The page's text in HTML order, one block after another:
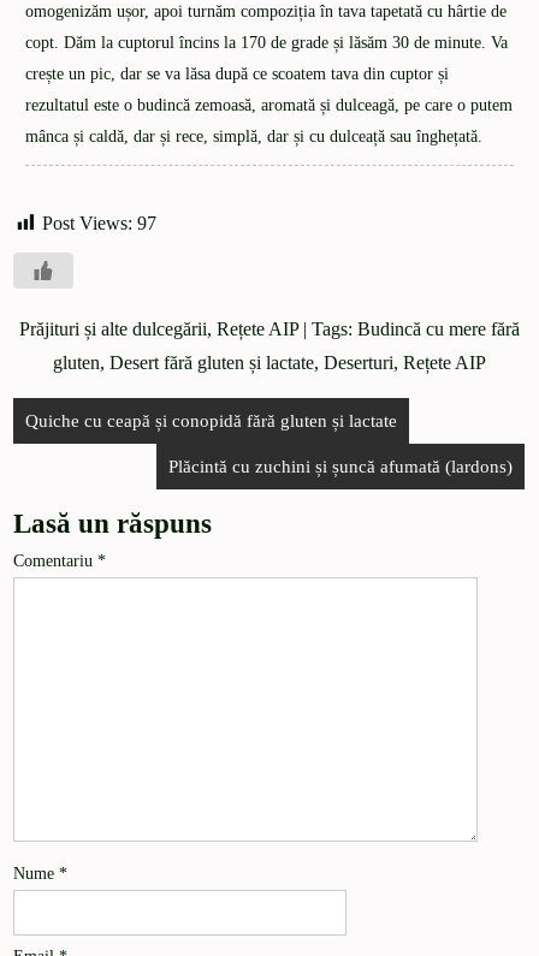
omogenizăm ușor, apoi turnăm compoziția în tava tapetată cu hârtie de
copt. Dăm la cuptorul încins la 170 de grade și lăsăm 30 de minute. Va
crește un pic, dar se va lăsa după ce scoatem tava din cuptor și
rezultatul este o budincă zemoasă, aromată și dulceagă, pe care o putem
mânca și caldă, dar și rece, simplă, dar și cu dulceață sau înghețată.
Post Views: 97
Prăjituri și alte dulcegării, Rețete AIP| Tags: Budincă cu mere fără
gluten, Desert fără gluten și lactate, Deserturi, Rețete AIP
Quiche cu ceapă și conopidă fără gluten și lactate
Plăcintă cu zuchini și șuncă afumată (lardons)
Lasă un răspuns
Comentariu*
Nume*